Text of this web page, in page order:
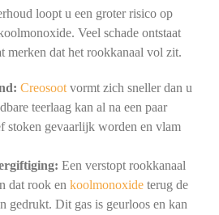
loopt u een groter risico op
Veel schade ontstaat
merken dat het rookkanaal vol zit.
Creosootvormt zich sneller dan u
teerlaag kan al na een paar
stoken gevaarlijk worden en vlam
Een verstopt rookkanaal
dat rook en koolmonoxideterug de
gedrukt. Dit gas is geurloos en kan